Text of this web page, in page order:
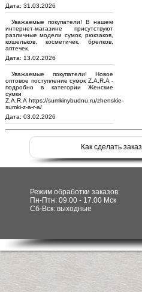
Дата: 31.03.2026
Уважаемые покупатели! В нашем
интернет-магазине присутствуют
различные модели сумок, рюкзаков,
кошельков, косметичек, брелков,
аптечек.
Дата: 13.02.2026
Уважаемые покупатели! Новое
оптовое поступление сумок Z.A.R.A -
подробно в категории Женские
сумки
Z.A.R.A https://sumkinybudnu.ru/zhenskie-
sumki-z-a-r-a/
Дата: 03.02.2026
Как сделать заказ
Режим обработки заказов:
Пн-Птн: 09.00 - 17.00 Мск
Сб-Вск: выходные